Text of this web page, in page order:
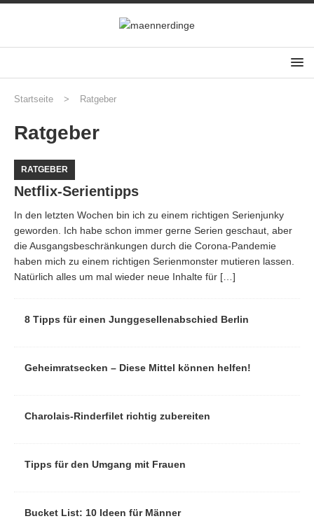
Startseite > Ratgeber
Ratgeber
RATGEBER
Netflix-Serientipps
In den letzten Wochen bin ich zu einem richtigen Serienjunky
geworden. Ich habe schon immer gerne Serien geschaut, aber
die Ausgangsbeschränkungen durch die Corona-Pandemie
haben mich zu einem richtigen Serienmonster mutieren lassen.
Natürlich alles um mal wieder neue Inhalte für […]
8 Tipps für einen Junggesellenabschied Berlin
Geheimratsecken – Diese Mittel können helfen!
Charolais-Rinderfilet richtig zubereiten
Tipps für den Umgang mit Frauen
Bucket List: 10 Ideen für Männer